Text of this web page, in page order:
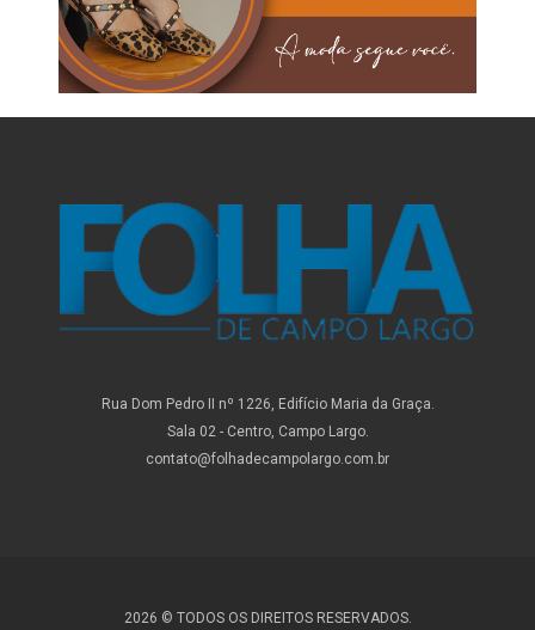
Rua Dom Pedro II nº 1226, Edifício Maria da Graça.
Sala 02 - Centro, Campo Largo.
contato@folhadecampolargo.com.br
2026 © TODOS OS DIREITOS RESERVADOS.